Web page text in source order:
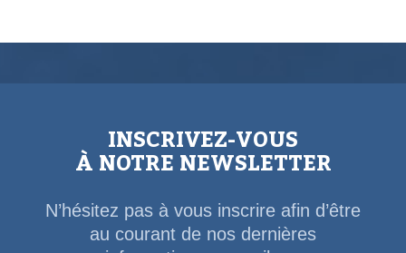
INSCRIVEZ-VOUS
À NOTRE NEWSLETTER
N’hésitez pas à vous inscrire afin d’être
au courant de nos dernières